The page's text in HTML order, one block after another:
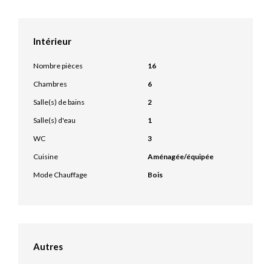
Intérieur
Nombre pièces
16
Chambres
6
Salle(s) de bains
2
Salle(s) d'eau
1
WC
3
Cuisine
Aménagée/équipée
Mode Chauffage
Bois
Autres